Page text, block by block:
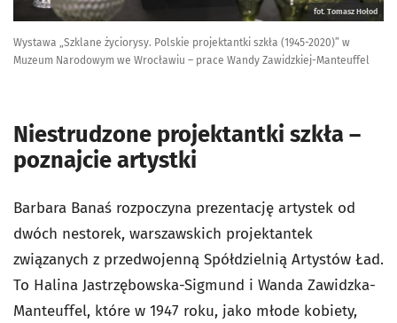
fot. Tomasz Hołod
Wystawa „Szklane życiorysy. Polskie projektantki szkła (1945-2020)” w
Muzeum Narodowym we Wrocławiu – prace Wandy Zawidzkiej-Manteuffel
Niestrudzone projektantki szkła –
poznajcie artystki
Barbara Banaś rozpoczyna prezentację artystek od
dwóch nestorek, warszawskich projektantek
związanych z przedwojenną Spółdzielnią Artystów Ład.
To Halina Jastrzębowska-Sigmund i Wanda Zawidzka-
Manteuffel, które w 1947 roku, jako młode kobiety,